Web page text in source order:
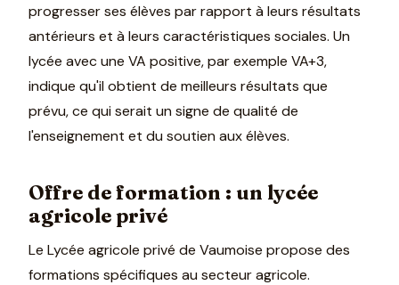
progresser ses élèves par rapport à leurs résultats
antérieurs et à leurs caractéristiques sociales. Un
lycée avec une VA positive, par exemple VA+3,
indique qu'il obtient de meilleurs résultats que
prévu, ce qui serait un signe de qualité de
l'enseignement et du soutien aux élèves.
Offre de formation : un lycée
agricole privé
Le Lycée agricole privé de Vaumoise propose des
formations spécifiques au secteur agricole.